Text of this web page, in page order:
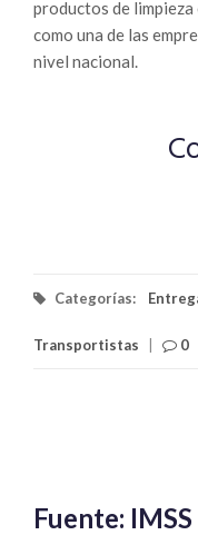
productos de
como una de las
nivel nacional.
Categorías:
Transportistas 0
Fuente: IMSS